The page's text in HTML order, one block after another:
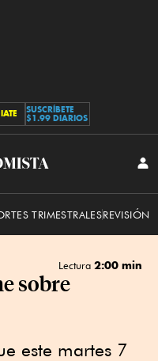
SUSCRÍBETE
$1.99 DIARIOS
TRIMESTRALESREVISIÓN
Lectura 2:00 min
sobre
este martes 7